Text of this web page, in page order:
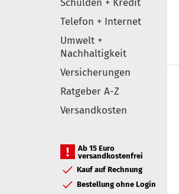
Schulden + Kredit
Telefon + Internet
Umwelt +
Nachhaltigkeit
Versicherungen
Ratgeber A-Z
Versandkosten
Ab 15 Euro
versandkostenfrei
Kauf auf Rechnung
Bestellung ohne Login